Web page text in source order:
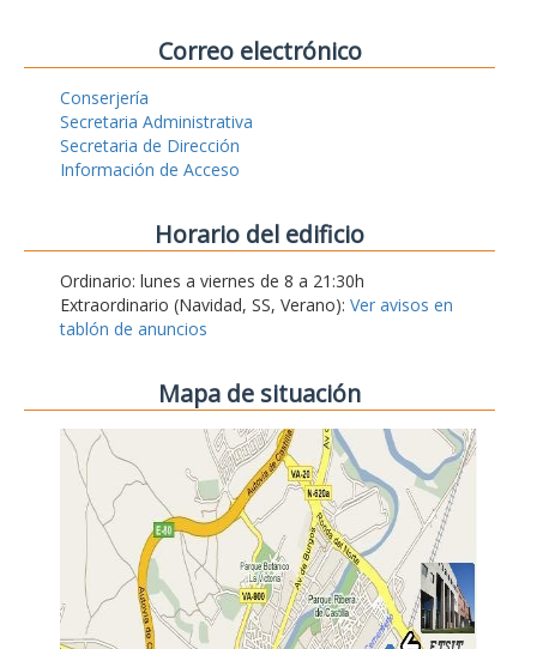
Correo electrónico
Conserjería
Secretaria Administrativa
Secretaria de Dirección
Información de Acceso
Horario del edificio
Ordinario: lunes a viernes de 8 a 21:30h
Extraordinario (Navidad, SS, Verano): Ver avisos en
tablón de anuncios
Mapa de situación